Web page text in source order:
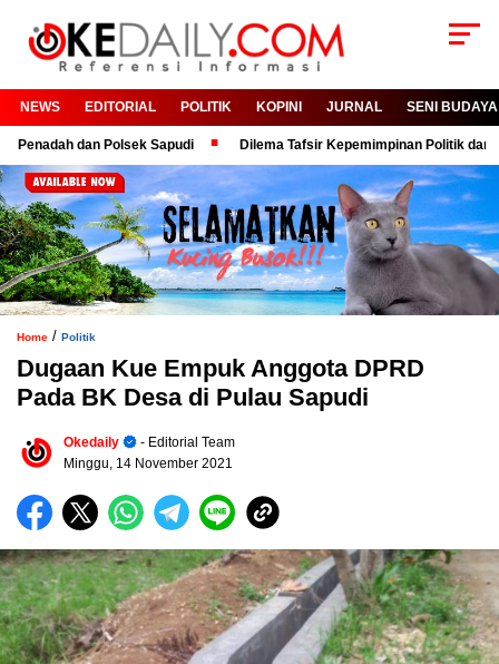
NEWS EDITORIAL POLITIK KOPINI JURNAL SENI BUDAYA
dan Polsek Sapudi Dilema Tafsir Kepemimpinan Politik dan
Home / Politik
Dugaan Kue Empuk Anggota DPRD
Pada BK Desa di Pulau Sapudi
Okedaily
- Editorial Team
Minggu, 14 November 2021